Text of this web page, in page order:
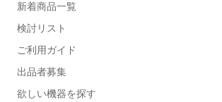
新着商品一覧
検討リスト
ご利用ガイド
出品者募集
欲しい機器を探す